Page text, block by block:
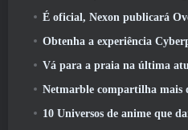
É oficial, Nexon publicará
Obtenha a experiência Cyberpunk, Completo com
Vá para a praia na última
Netmarble compartilha mais detalhes sobre o próximo jogo de
10 Universos de anime que